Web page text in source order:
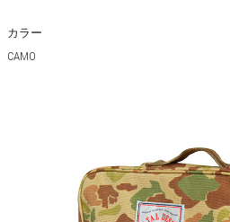
カラー
CAMO